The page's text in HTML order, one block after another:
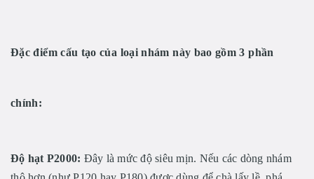
Đặc điểm cấu tạo của loại nhám này bao gồm 3 phần
chính:
Độ hạt P2000: Đây là mức độ siêu mịn. Nếu các dòng nhám